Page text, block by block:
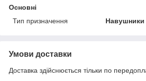
Основні
Тип призначення
Навушники
Умови доставки
Доставка здійснюється тільки по